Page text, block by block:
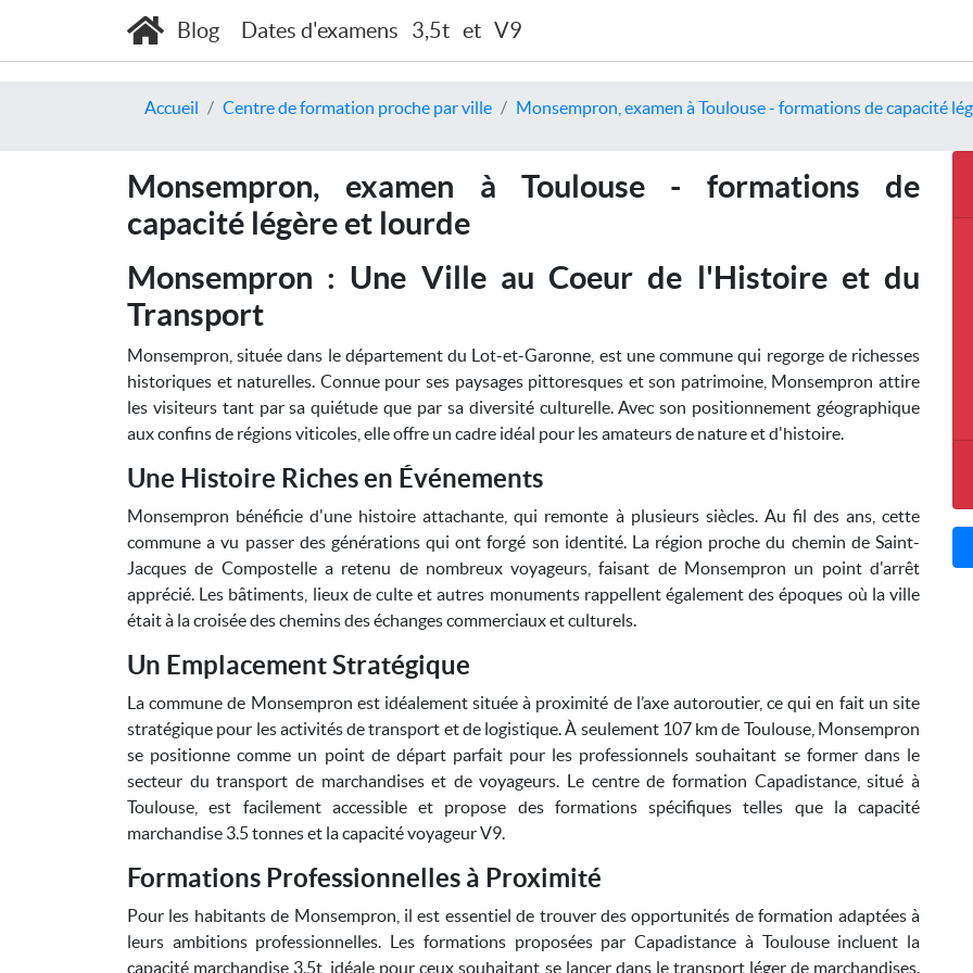
Blog Dates d'examens 3,5t et V9
Accueil Centre de formation proche par ville Monsempron, examen à Toulouse - formations de capacité
Monsempron, examen à Toulouse - formations de
capacité légère et lourde
Monsempron : Une Ville au Coeur de l'Histoire et du
Transport
Monsempron, située dans le département du Lot-et-Garonne, est une commune qui regorge de richesses
historiques et naturelles. Connue pour ses paysages pittoresques et son patrimoine, Monsempron attire
les visiteurs tant par sa quiétude que par sa diversité culturelle. Avec son positionnement géographique
aux confins de régions viticoles, elle offre un cadre idéal pour les amateurs de nature et d'histoire.
Une Histoire Riches en Événements
Monsempron bénéficie d'une histoire attachante, qui remonte à plusieurs siècles. Au fil des ans, cette
commune a vu passer des générations qui ont forgé son identité. La région proche du chemin de Saint-
Jacques de Compostelle a retenu de nombreux voyageurs, faisant de Monsempron un point d'arrêt
apprécié. Les bâtiments, lieux de culte et autres monuments rappellent également des époques où la ville
était à la croisée des chemins des échanges commerciaux et culturels.
Un Emplacement Stratégique
La commune de Monsempron est idéalement située à proximité de l’axe autoroutier, ce qui en fait un site
stratégique pour les activités de transport et de logistique. À seulement 107 km de Toulouse, Monsempron
se positionne comme un point de départ parfait pour les professionnels souhaitant se former dans le
secteur du transport de marchandises et de voyageurs. Le centre de formation Capadistance, situé à
Toulouse, est facilement accessible et propose des formations spécifiques telles que la capacité
marchandise 3.5 tonnes et la capacité voyageur V9.
Formations Professionnelles à Proximité
Pour les habitants de Monsempron, il est essentiel de trouver des opportunités de formation adaptées à
leurs ambitions professionnelles. Les formations proposées par Capadistance à Toulouse incluent la
capacité marchandise 3.5t, idéale pour ceux souhaitant se lancer dans le transport léger de marchandises.